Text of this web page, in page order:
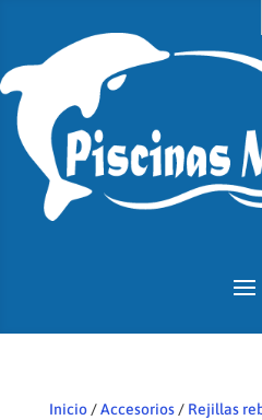
Inicio/Accesorios/ Rejillas